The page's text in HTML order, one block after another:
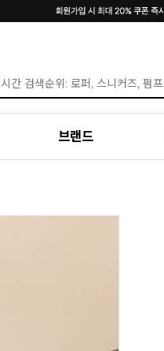
브랜드